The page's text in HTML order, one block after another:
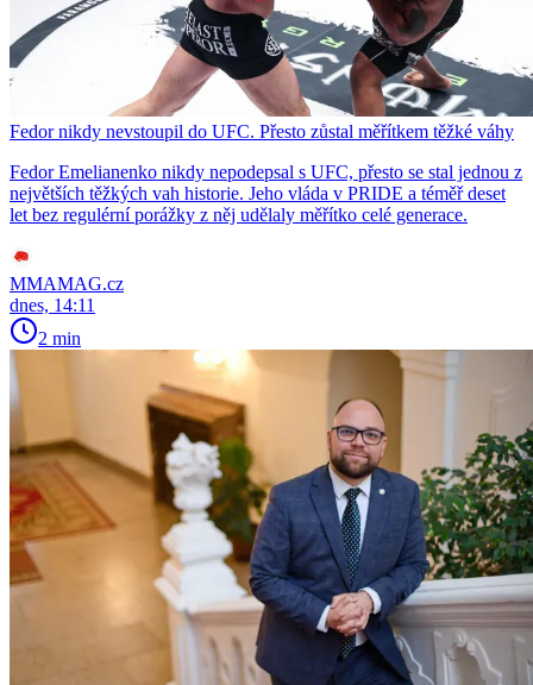
Fedor nikdy nevstoupil do UFC. Přesto zůstal měřítkem těžké váhy
Fedor Emelianenko nikdy nepodepsal s UFC, přesto se stal jednou z
největších těžkých vah historie. Jeho vláda v PRIDE a téměř deset
let bez regulérní porážky z něj udělaly měřítko celé generace.
MMAMAG.cz
dnes, 14:11
2 min